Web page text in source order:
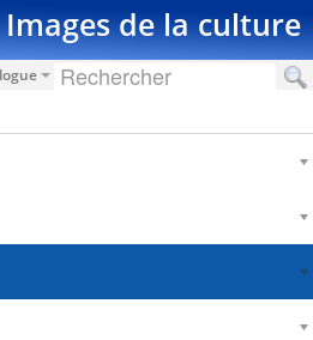
Images de la culture